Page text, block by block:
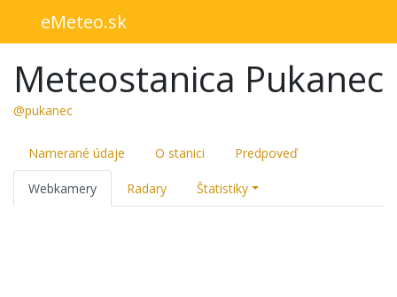
eMeteo.sk
Meteostanica Pukanec
@pukanec
Namerané údaje O stanici Predpoveď
Webkamery Radary Štatistiky